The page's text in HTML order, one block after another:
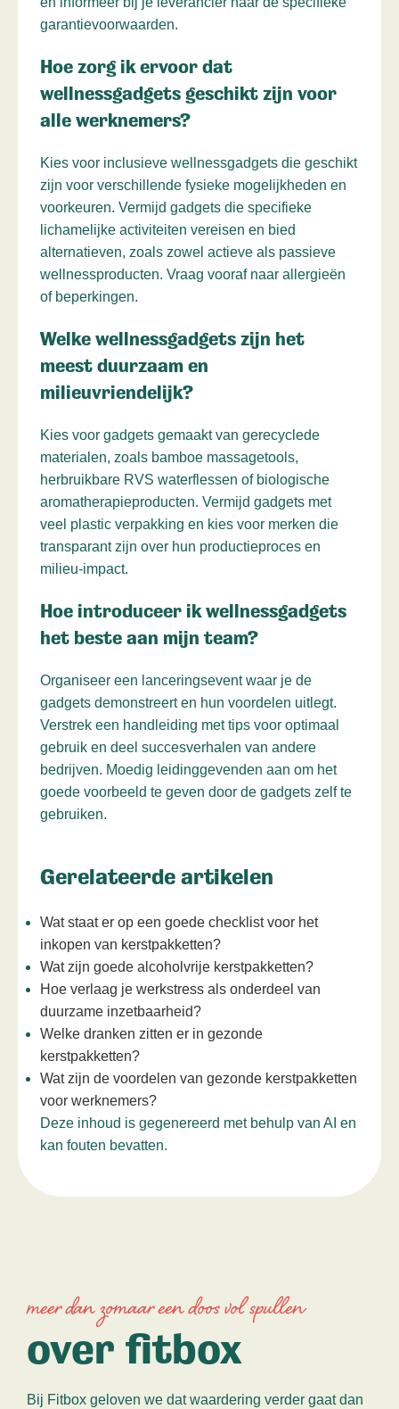
garantievoorwaarden.
Hoe zorg ik ervoor dat
wellnessgadgets geschikt zijn voor
alle werknemers?
Kies voor inclusieve wellnessgadgets die geschikt
zijn voor verschillende fysieke mogelijkheden en
voorkeuren. Vermijd gadgets die specifieke
lichamelijke activiteiten vereisen en bied
alternatieven, zoals zowel actieve als passieve
wellnessproducten. Vraag vooraf naar allergieën
of beperkingen.
Welke wellnessgadgets zijn het
meest duurzaam en
milieuvriendelijk?
Kies voor gadgets gemaakt van gerecyclede
materialen, zoals bamboe massagetools,
herbruikbare RVS waterflessen of biologische
aromatherapieproducten. Vermijd gadgets met
veel plastic verpakking en kies voor merken die
transparant zijn over hun productieproces en
milieu-impact.
Hoe introduceer ik wellnessgadgets
het beste aan mijn team?
Organiseer een lanceringsevent waar je de
gadgets demonstreert en hun voordelen uitlegt.
Verstrek een handleiding met tips voor optimaal
gebruik en deel succesverhalen van andere
bedrijven. Moedig leidinggevenden aan om het
goede voorbeeld te geven door de gadgets zelf te
gebruiken.
Gerelateerde artikelen
Wat staat er op een goede checklist voor het
inkopen van kerstpakketten?
Wat zijn goede alcoholvrije kerstpakketten?
Hoe verlaag je werkstress als onderdeel van
duurzame inzetbaarheid?
Welke dranken zitten er in gezonde
kerstpakketten?
Wat zijn de voordelen van gezonde kerstpakketten
voor werknemers?
Deze inhoud is gegenereerd met behulp van AI en
kan fouten bevatten.
meer dan zomaar een doos vol spullen
over fitbox
Bij Fitbox geloven we dat waardering verder gaat dan